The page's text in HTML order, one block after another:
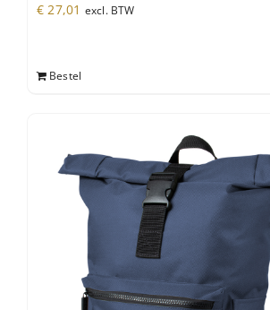
€ 27,01 excl. BTW
Bestel